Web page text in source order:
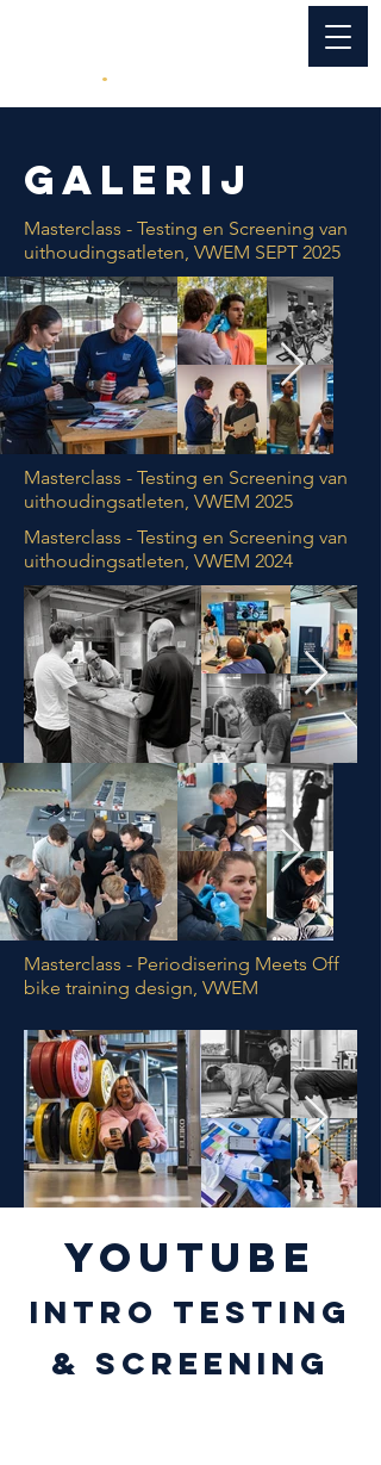
.
GALERIJ
Masterclass - Testing en Screening van
uithoudingsatleten, VWEM SEPT 2025
Masterclass - Testing en Screening van
uithoudingsatleten, VWEM 2025
Masterclass - Testing en Screening van
uithoudingsatleten, VWEM 2024
Masterclass - Periodisering Meets Off
bike training design, VWEM
YOUTUBE
INTRO TESTING
& SCREENING